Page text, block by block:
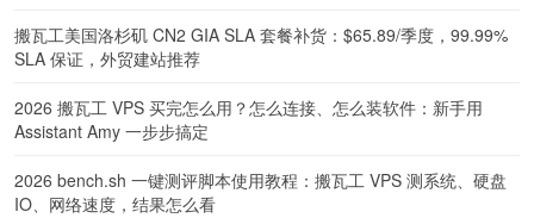
搬瓦工美国洛杉矶 CN2 GIA SLA 套餐补货：$65.89/季度，99.99%
SLA 保证，外贸建站推荐
2026 搬瓦工 VPS 买完怎么用？怎么连接、怎么装软件：新手用
Assistant Amy 一步步搞定
2026 bench.sh 一键测评脚本使用教程：搬瓦工 VPS 测系统、硬盘
IO、网络速度，结果怎么看